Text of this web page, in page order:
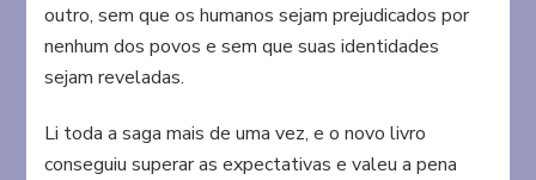
outro, sem que os humanos sejam prejudicados por
nenhum dos povos e sem que suas identidades
sejam reveladas.
Li toda a saga mais de uma vez, e o novo livro
conseguiu superar as expectativas e valeu a pena